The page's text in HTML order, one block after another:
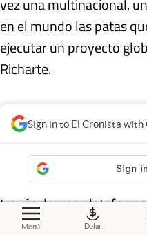
Menú Dolar
Sign in to El Cronista with
vez una multinacional,
en el mundo las patas
ejecutar un proyecto
Richarte.
Hoy tienen 21 satélites
dan una vuelta a la
objetivo es tener unos
información constante
través de una
conectarse, ver esa